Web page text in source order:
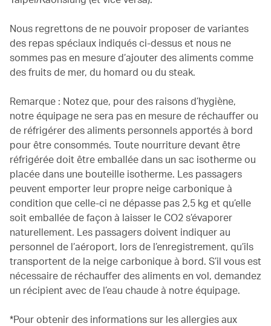
Nous regrettons de ne pouvoir proposer de variantes
des repas spéciaux indiqués ci-dessus et nous ne
sommes pas en mesure d’ajouter des aliments comme
des fruits de mer, du homard ou du steak.
Remarque : Notez que, pour des raisons d’hygiène,
notre équipage ne sera pas en mesure de réchauffer ou
de réfrigérer des aliments personnels apportés à bord
pour être consommés. Toute nourriture devant être
réfrigérée doit être emballée dans un sac isotherme ou
placée dans une bouteille isotherme. Les passagers
peuvent emporter leur propre neige carbonique à
condition que celle-ci ne dépasse pas 2,5 kg et qu’elle
soit emballée de façon à laisser le CO2 s’évaporer
naturellement. Les passagers doivent indiquer au
personnel de l’aéroport, lors de l’enregistrement, qu’ils
transportent de la neige carbonique à bord. S’il vous est
nécessaire de réchauffer des aliments en vol, demandez
un récipient avec de l’eau chaude à notre équipage.
*Pour obtenir des informations sur les allergies aux